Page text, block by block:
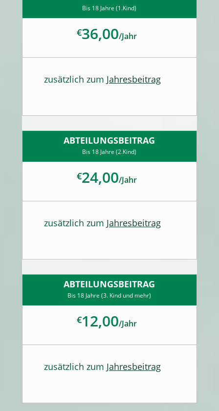
Bis 18 Jahre (1.Kind)
€36,00/Jahr
zusätzlich zum Jahresbeitrag
ABTEILUNGSBEITRAG
Bis 18 Jahre (2.Kind)
€24,00/Jahr
zusätzlich zum Jahresbeitrag
ABTEILUNGSBEITRAG
Bis 18 Jahre (3. Kind und mehr)
€12,00/Jahr
zusätzlich zum Jahresbeitrag